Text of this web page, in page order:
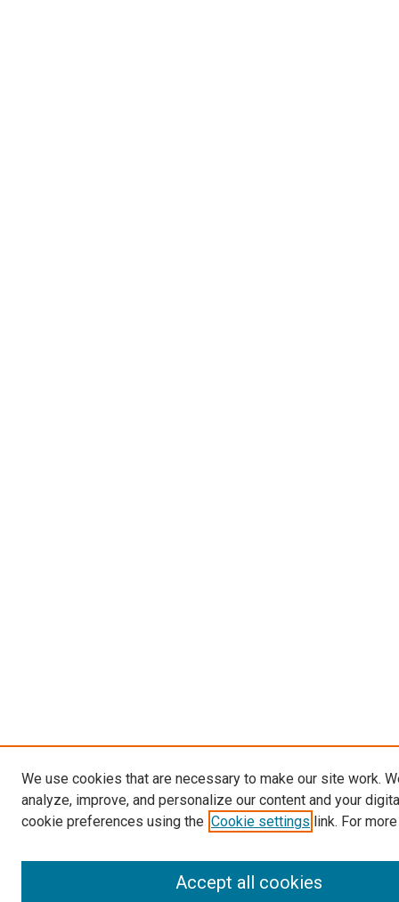
We use cookies that are necessary to make our site work.
analyze, improve, and personalize our content and your
cookie preferences using the Cookie settings link. For
Accept all cookies